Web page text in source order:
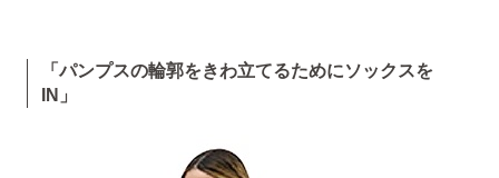
「パンプスの輪郭をきわ立てるためにソックスを
IN」